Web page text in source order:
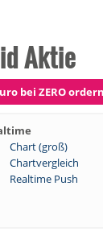
Aktie
bei ZERO
Chart (groß)
Chartvergleich
Realtime Push